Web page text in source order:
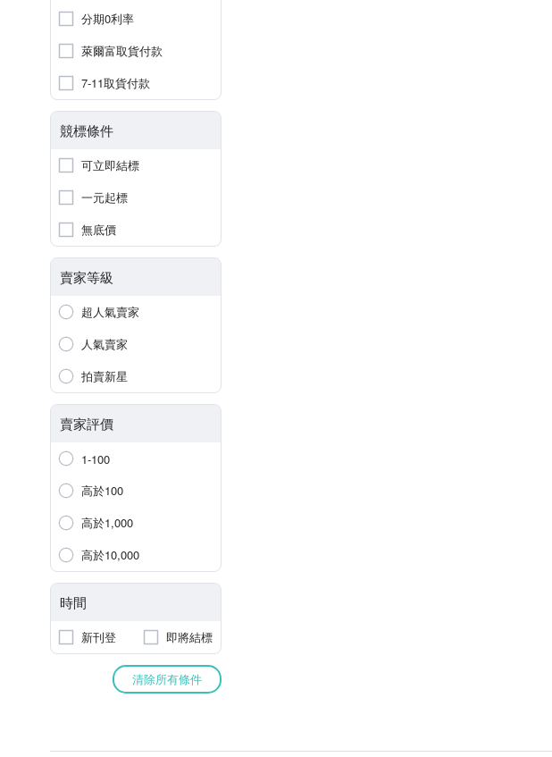
分期0利率
萊爾富取貨付款
7-11取貨付款
競標條件
可立即結標
一元起標
無底價
賣家等級
超人氣賣家
人氣賣家
拍賣新星
賣家評價
1-100
高於100
高於1,000
高於10,000
時間
新刊登 即將結標
清除所有條件